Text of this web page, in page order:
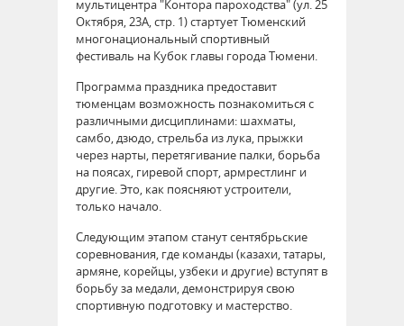
мультицентра "Контора пароходства" (ул. 25
Октября, 23А, стр. 1) стартует Тюменский
многонациональный спортивный
фестиваль на Кубок главы города Тюмени.
Программа праздника предоставит
тюменцам возможность познакомиться с
различными дисциплинами: шахматы,
самбо, дзюдо, стрельба из лука, прыжки
через нарты, перетягивание палки, борьба
на поясах, гиревой спорт, армрестлинг и
другие. Это, как поясняют устроители,
только начало.
Следующим этапом станут сентябрьские
соревнования, где команды (казахи, татары,
армяне, корейцы, узбеки и другие) вступят в
борьбу за медали, демонстрируя свою
спортивную подготовку и мастерство.